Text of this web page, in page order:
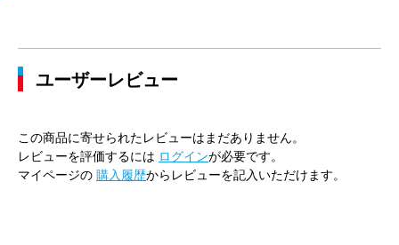
ユーザーレビュー
この商品に寄せられたレビューはまだありません。
レビューを評価するには ログインが必要です。
マイページの 購入履歴からレビューを記入いただけます。